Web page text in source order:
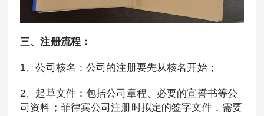
三、注册流程：
1、公司核名：公司的注册要先从核名开始；
2、起草文件：包括公司章程、必要的宣誓书等公
司资料；菲律宾公司注册时拟定的签字文件，需要